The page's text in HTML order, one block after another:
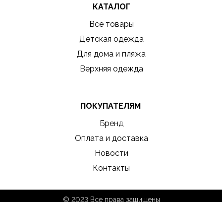
КАТАЛОГ
Детская одежда
Для дома и пляжа
Верхняя одежда
ПОКУПАТЕЛЯМ
Бренд
Оплата и доставка
Новости
Контакты
Все товары
© 2023 Все права защищены